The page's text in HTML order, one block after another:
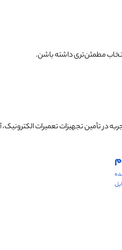
مطمئن‌تری داشته باشن.